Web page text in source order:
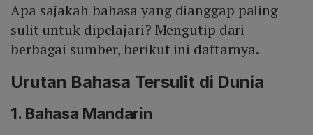
Apa sajakah bahasa yang dianggap paling
sulit untuk dipelajari? Mengutip dari
berbagai sumber, berikut ini daftarnya.
Urutan Bahasa Tersulit di Dunia
1. Bahasa Mandarin